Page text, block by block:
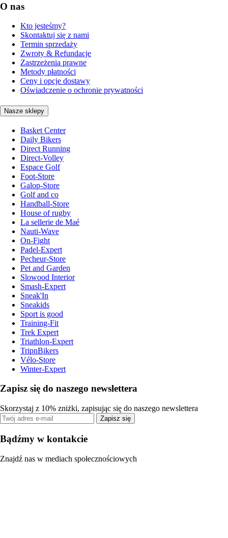
O nas
Kto jesteśmy?
Skontaktuj się z nami
Termin sprzedaży
Zwroty & Refundacje
Zastrzeżenia prawne
Metody płatności
Ceny i opcje dostawy
Oświadczenie o ochronie prywatności
Nasze sklepy
Basket Center
Daily Bikers
Direct Running
Direct-Volley
Espace Golf
Foot-Store
Galop-Store
Golf and co
Handball-Store
House of rugby
La sellerie de Maé
Nauti-Wave
On-Fight
Padel-Expert
Pecheur-Store
Pet and Garden
Slowood Interior
Smash-Expert
Sneak'In
Sneakids
Sport is good
Training-Fit
Trek Expert
Triathlon-Expert
TripnBikers
Vélo-Store
Winter-Expert
Zapisz się do naszego newslettera
Skorzystaj z 10% zniżki, zapisując się do naszego newslettera
Zapisz się
Bądźmy w kontakcie
Znajdź nas w mediach społecznościowych